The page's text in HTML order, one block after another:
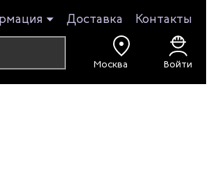
Доставка Контакты
Войти